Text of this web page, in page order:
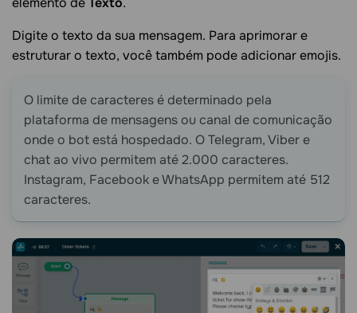
Digite o texto da sua mensagem. Para aprimorar e
estruturar o texto, você também pode adicionar emojis.
O limite de caracteres é determinado pela
plataforma de mensagens ou canal de comunicação
onde o bot está hospedado. O Telegram, Viber e
chat ao vivo permitem até 2.000 caracteres.
Instagram, Facebook e WhatsApp permitem até 512
caracteres.